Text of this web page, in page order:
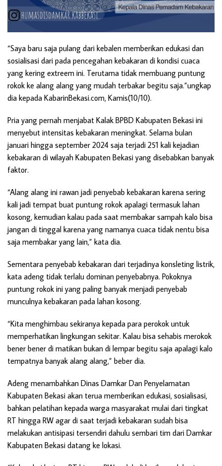
“Saya baru saja pulang dari kebalen memberikan edukasi dan
sosialisasi dari pada pencegahan kebakaran di kondisi cuaca
yang kering extreem ini. Terutama tidak membuang puntung
rokok ke alang alang yang mudah terbakar begitu saja.”ungkap
dia kepada KabarinBekasi.com, Kamis(10/10).
Pria yang pernah menjabat Kalak BPBD Kabupaten Bekasi ini
menyebut intensitas kebakaran meningkat. Selama bulan
januari hingga september 2024 saja terjadi 251 kali kejadian
kebakaran di wilayah Kabupaten Bekasi yang disebabkan banyak
faktor.
“Alang alang ini rawan jadi penyebab kebakaran karena sering
kali jadi tempat buat puntung rokok apalagi termasuk lahan
kosong, kemudian kalau pada saat membakar sampah kalo bisa
jangan di tinggal karena yang namanya cuaca tidak nentu bisa
saja membakar yang lain,” kata dia.
Sementara penyebab kebakaran dari terjadinya konsleting listrik,
kata adeng tidak terlalu dominan penyebabnya. Pokoknya
puntung rokok ini yang paling banyak menjadi penyebab
munculnya kebakaran pada lahan kosong.
“Kita menghimbau sekiranya kepada para perokok untuk
memperhatikan lingkungan sekitar. Kalau bisa sehabis merokok
bener bener di matikan bukan di lempar begitu saja apalagi kalo
tempatnya banyak alang alang,” beber dia.
Adeng menambahkan Dinas Damkar Dan Penyelamatan
Kabupaten Bekasi akan terua memberikan edukasi, sosialisasi,
bahkan pelatihan kepada warga masyarakat mulai dari tingkat
RT hingga RW agar di saat terjadi kebakaran sudah bisa
melakukan antisipasi tersendiri dahulu sembari tim dari Damkar
Kabupaten Bekasi datang ke lokasi.